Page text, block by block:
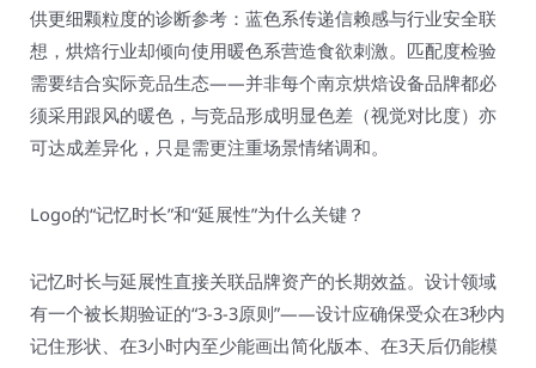
供更细颗粒度的诊断参考：蓝色系传递信赖感与行业安全联
想，烘焙行业却倾向使用暖色系营造食欲刺激。匹配度检验
需要结合实际竞品生态——并非每个南京烘焙设备品牌都必
须采用跟风的暖色，与竞品形成明显色差（视觉对比度）亦
可达成差异化，只是需更注重场景情绪调和。
Logo的“记忆时长”和“延展性”为什么关键？
记忆时长与延展性直接关联品牌资产的长期效益。设计领域
有一个被长期验证的“3-3-3原则”——设计应确保受众在3秒内
记住形状、在3小时内至少能画出简化版本、在3天后仍能模